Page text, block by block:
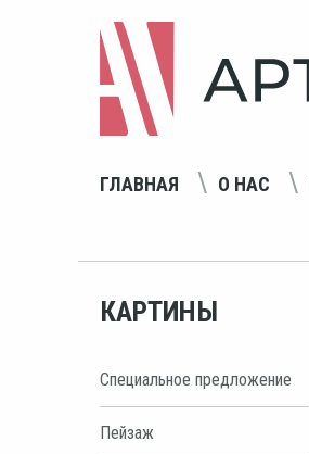
ГЛАВНАЯ О НАС
КАРТИНЫ
Специальное предложение
Пейзаж